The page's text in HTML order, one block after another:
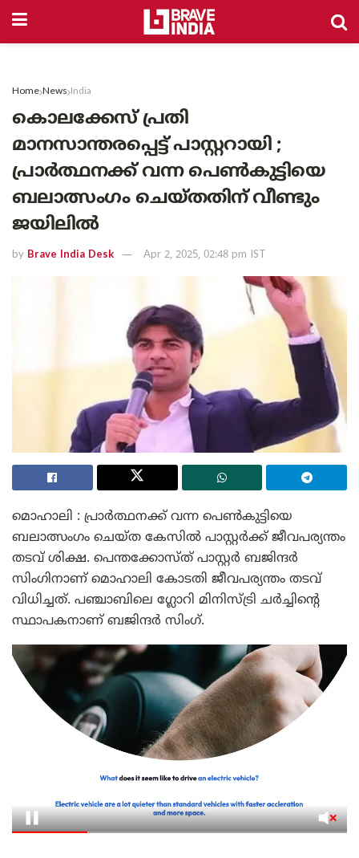
Home News India
കൊലക്കേസ് പ്രതി
മാനസാന്തരപ്പെട്ട് പാസ്റ്ററായി ;
പ്രാർത്ഥനക്ക് വന്ന പെൺകുട്ടിയെ
ബലാത്സംഗം ചെയ്തതിന് വീണ്ടും
ജയിലിൽ
by Brave India Desk Apr 2, 2025, 02:48 pm IST
മൊഹാലി : പ്രാർത്ഥനക്ക് വന്ന പെൺകുട്ടിയെ
ബലാത്സംഗം ചെയ്ത കേസിൽ പാസ്റ്റർക്ക് ജീവപര്യന്തം
തടവ് ശിക്ഷ. പെന്തക്കോസ്ത് പാസ്റ്റർ ബജിന്ദർ
സിംഗിനാണ് മൊഹാലി കോടതി ജീവപര്യന്തം തടവ്
വിധിച്ചത്. പഞ്ചാബിലെ ഗ്ലോറി മിനിസ്ട്രി ചർച്ചിന്റെ
സ്ഥാപകനാണ് ബജിന്ദർ സിംഗ്.